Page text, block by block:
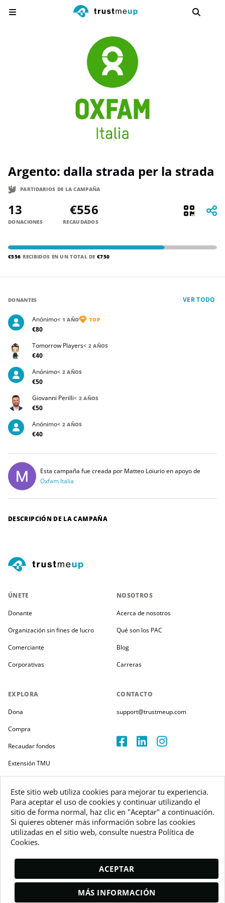
Este sitio web utiliza cookies para mejorar tu experiencia.
Para aceptar el uso de cookies y continuar utilizando el
sitio de forma normal, haz clic en "Aceptar" a continuación.
Si quieres obtener más información sobre las cookies
utilizadas en el sitio web, consulte nuestra Política de
Cookies.
ACEPTAR
MÁS INFORMACIÓN
Argento: dalla strada per la strada
PARTIDARIOS DE LA CAMPAÑA
13
DONACIONES
€556
RECAUDADOS
€556 RECIBIDOS EN UN TOTAL DE€750
DONA Y OBTÉN PACS
DONANTES VER TODO
Anónimo< 1 AÑO TOP
€80
Tomorrow Players< 2 AÑOS
€40
Anónimo< 2 AÑOS
€50
Giovanni Perilli< 2 AÑOS
€50
Anónimo< 2 AÑOS
€40
Esta campaña fue creada por Matteo Loiurio en apoyo de
Oxfam Italia
DESCRIPCIÓN DE LA CAMPAÑA
ÚNETE
Donante
Organización sin fines de lucro
Comerciante
Corporativas
EXPLORA
Dona
Compra
Recaudar fondos
Extensión TMU
NOSOTROS
Acerca de nosotros
Qué son los PAC
Blog
Carreras
CONTACTO
support@trustmeup.com
Derechos de autor 2026
VAT 3804385KH